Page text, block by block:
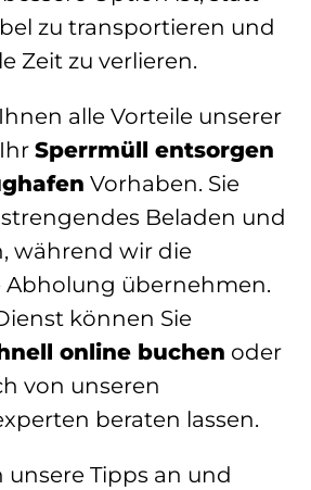
zu transportieren und
Zeit zu verlieren.
alle Vorteile unserer
Sperrmüll entsorgen
Vorhaben. Sie
Beladen und
während wir die
Abholung übernehmen.
können Sie
online buchen oder
von unseren
beraten lassen.
unsere Tipps an und